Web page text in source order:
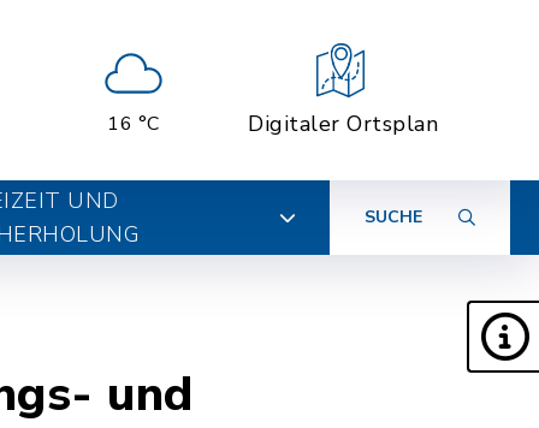
16 °C Digitaler Ortsplan
UND
SUCHE
und